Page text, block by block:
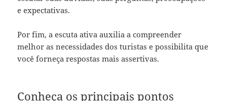
e expectativas.
Por fim, a escuta ativa auxilia a compreender
melhor as necessidades dos turistas e possibilita que
você forneça respostas mais assertivas.
Conheça os principais pontos